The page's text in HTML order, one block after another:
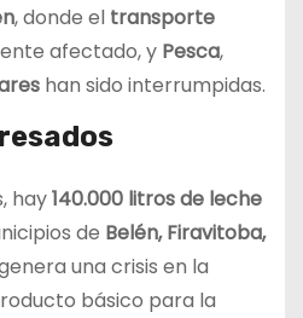
, donde el transporte
afectado, y Pesca,
han sido interrumpidas.
hay140.000 litros de leche
de Belén, Firavitoba,
una crisis en la
básico para la